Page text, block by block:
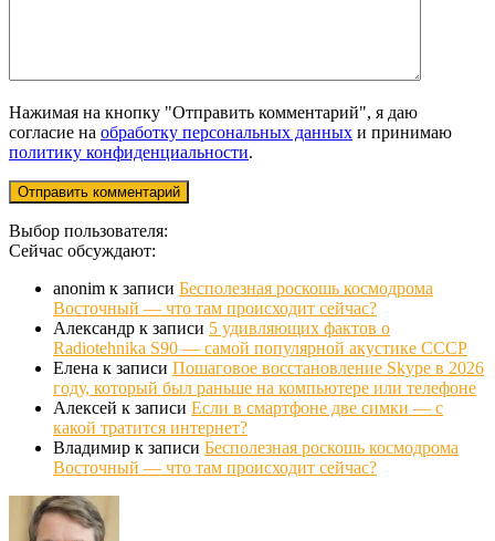
Нажимая на кнопку "Отправить комментарий", я даю
согласие на обработку персональных данных и принимаю
политику конфиденциальности.
Выбор пользователя:
Сейчас обсуждают:
anonim к записи Бесполезная роскошь космодрома
Восточный — что там происходит сейчас?
Александр к записи 5 удивляющих фактов о
Radiotehnika S90 — самой популярной акустике СССР
Елена к записи Пошаговое восстановление Skype в 2026
году, который был раньше на компьютере или телефоне
Алексей к записи Если в смартфоне две симки — с
какой тратится интернет?
Владимир к записи Бесполезная роскошь космодрома
Восточный — что там происходит сейчас?